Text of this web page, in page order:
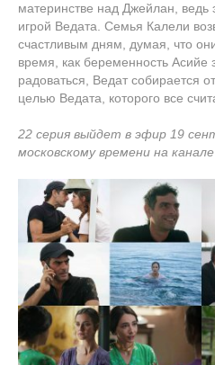
материнстве над Джейлан, ведь
игрой Ведата. Семья Калели
счастливым дням, думая, что
время, как беременность Асийе
радоваться, Ведат собирается
целью Ведата, которого все
22 серия выйдет в эфир 19
московскому времени на